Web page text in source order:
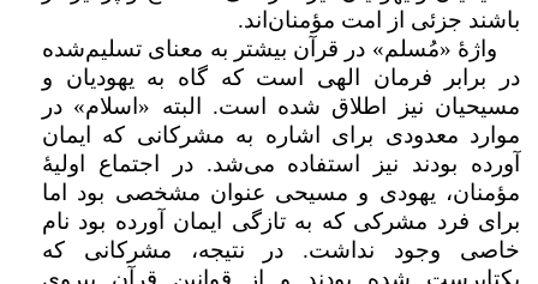
باشند جزئی از امت مؤمنان‌اند.
واژۀ «مُسلم» در قرآن بیشتر به معنای تسلیم‌شده
در برابر فرمان‌ الهی است که گاه به یهودیان و
مسیحیان نیز اطلاق شده است. البته «اسلام» در
موارد معدودی برای اشاره به مشرکانی که ایمان
آورده بودند نیز استفاده می‌شد. در اجتماع اولیۀ
مؤمنان، یهودی‌ و مسیحی‌ عنوان مشخصی بود اما
برای فرد مشرکی که به تازگی ایمان آورده بود نام
خاصی وجود نداشت. در نتیجه، مشرکانی که
یکتاپرست شده بودند و از قوانین قرآن پیروی